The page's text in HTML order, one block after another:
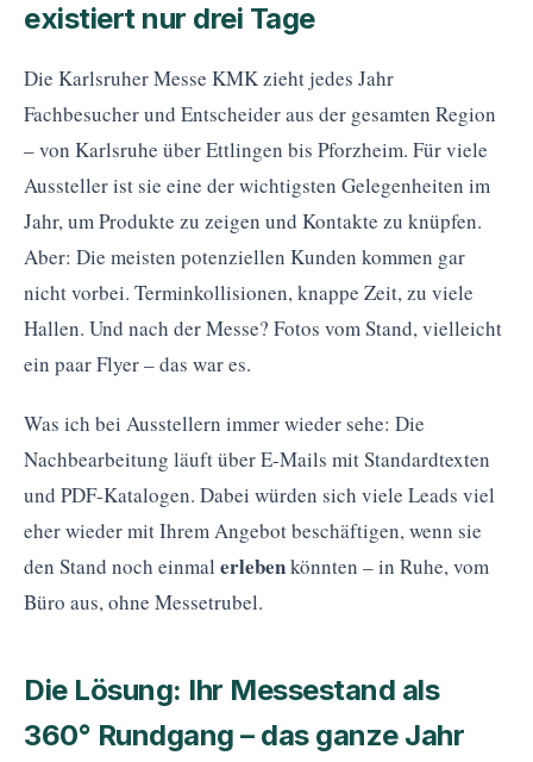
existiert nur drei Tage
Die Karlsruher Messe KMK zieht jedes Jahr
Fachbesucher und Entscheider aus der gesamten Region
– von Karlsruhe über Ettlingen bis Pforzheim. Für viele
Aussteller ist sie eine der wichtigsten Gelegenheiten im
Jahr, um Produkte zu zeigen und Kontakte zu knüpfen.
Aber: Die meisten potenziellen Kunden kommen gar
nicht vorbei. Terminkollisionen, knappe Zeit, zu viele
Hallen. Und nach der Messe? Fotos vom Stand, vielleicht
ein paar Flyer – das war es.
Was ich bei Ausstellern immer wieder sehe: Die
Nachbearbeitung läuft über E-Mails mit Standardtexten
und PDF-Katalogen. Dabei würden sich viele Leads viel
eher wieder mit Ihrem Angebot beschäftigen, wenn sie
den Stand noch einmal erlebenkönnten – in Ruhe, vom
Büro aus, ohne Messetrubel.
Die Lösung: Ihr Messestand als
360° Rundgang – das ganze Jahr